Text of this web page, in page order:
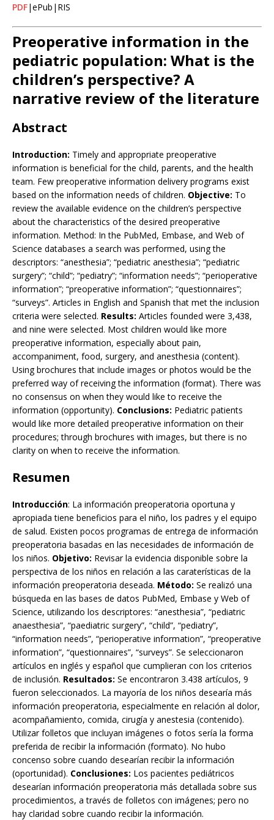
PDF|ePub|RIS
Preoperative information in the
pediatric population: What is the
children’s perspective? A
narrative review of the literature
Abstract
Introduction: Timely and appropriate preoperative
information is beneficial for the child, parents, and the health
team. Few preoperative information delivery programs exist
based on the information needs of children. Objective: To
review the available evidence on the children’s perspective
about the characteristics of the desired preoperative
information. Method: In the PubMed, Embase, and Web of
Science databases a search was performed, using the
descriptors: “anesthesia”; “pediatric anesthesia”; “pediatric
surgery”; “child”; “pediatry”; “information needs”; “perioperative
information”; “preoperative information”; “questionnaires”;
“surveys”. Articles in English and Spanish that met the inclusion
criteria were selected. Results: Articles founded were 3,438,
and nine were selected. Most children would like more
preoperative information, especially about pain,
accompaniment, food, surgery, and anesthesia (content).
Using brochures that include images or photos would be the
preferred way of receiving the information (format). There was
no consensus on when they would like to receive the
information (opportunity). Conclusions: Pediatric patients
would like more detailed preoperative information on their
procedures; through brochures with images, but there is no
clarity on when to receive the information.
Resumen
Introducción: La información preoperatoria oportuna y
apropiada tiene beneficios para el niño, los padres y el equipo
de salud. Existen pocos programas de entrega de información
preoperatoria basadas en las necesidades de información de
los niños. Objetivo: Revisar la evidencia disponible sobre la
perspectiva de los niños en relación a las caraterísticas de la
información preoperatoria deseada. Método: Se realizó una
búsqueda en las bases de datos PubMed, Embase y Web of
Science, utilizando los descriptores: “anesthesia”, “pediatric
anaesthesia”, “paediatric surgery”, “child”, “pediatry”,
“information needs”, “perioperative information”, “preoperative
information”, “questionnaires”, “surveys”. Se seleccionaron
artículos en inglés y español que cumplieran con los criterios
de inclusión. Resultados: Se encontraron 3.438 artículos, 9
fueron seleccionados. La mayoría de los niños desearía más
información preoperatoria, especialmente en relación al dolor,
acompañamiento, comida, cirugía y anestesia (contenido).
Utilizar folletos que incluyan imágenes o fotos sería la forma
preferida de recibir la información (formato). No hubo
concenso sobre cuando desearían recibir la información
(oportunidad). Conclusiones: Los pacientes pediátricos
desearían información preoperatoria más detallada sobre sus
procedimientos, a través de folletos con imágenes; pero no
hay claridad sobre cuando recibir la información.